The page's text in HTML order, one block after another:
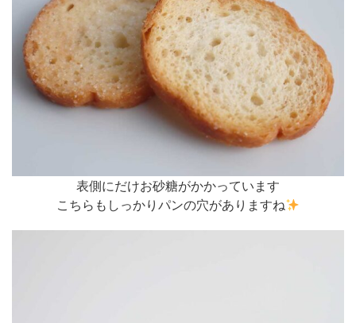
表側にだけお砂糖がかかっています
こちらもしっかりパンの穴がありますね